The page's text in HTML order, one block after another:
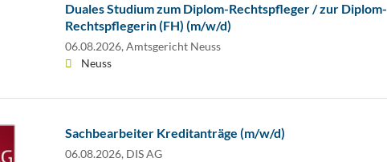
Duales Studium zum Diplom-Rechtspfleger / zur Diplom-
Rechtspflegerin (FH) (m/w/d)
06.08.2026, Amtsgericht Neuss
Neuss
Sachbearbeiter Kreditanträge (m/w/d)
06.08.2026, DIS AG